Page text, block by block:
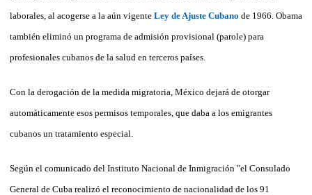
laborales, al acogerse a la aún vigente Ley de Ajuste Cubano de 1966. Obama
también eliminó un programa de admisión provisional (parole) para
profesionales cubanos de la salud en terceros países.
Con la derogación de la medida migratoria, México dejará de otorgar
automáticamente esos permisos temporales, que daba a los emigrantes
cubanos un tratamiento especial.
Según el comunicado del Instituto Nacional de Inmigración "el Consulado
General de Cuba realizó el reconocimiento de nacionalidad de los 91